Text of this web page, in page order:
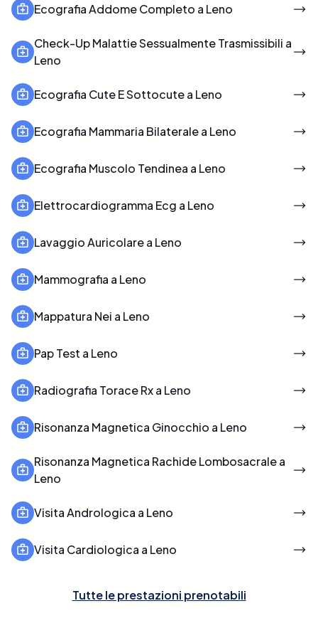
Ecografia Addome Completo a Leno
Check-Up Malattie Sessualmente Trasmissibili a
Leno
Ecografia Cute E Sottocute a Leno
Ecografia Mammaria Bilaterale a Leno
Ecografia Muscolo Tendinea a Leno
Elettrocardiogramma Ecg a Leno
Lavaggio Auricolare a Leno
Mammografia a Leno
Mappatura Nei a Leno
Pap Test a Leno
Radiografia Torace Rx a Leno
Risonanza Magnetica Ginocchio a Leno
Risonanza Magnetica Rachide Lombosacrale a
Leno
Visita Andrologica a Leno
Visita Cardiologica a Leno
Tutte le prestazioni prenotabili